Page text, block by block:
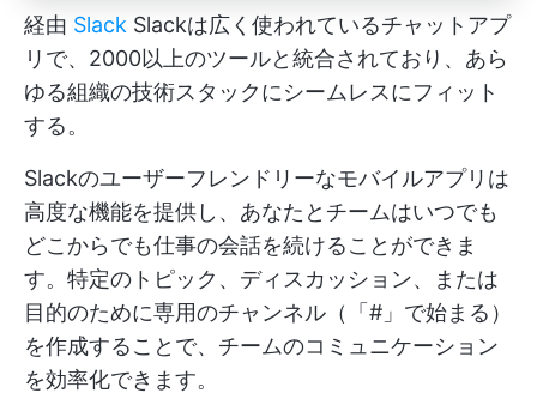
経由 Slack Slackは広く使われているチャットアプ
リで、2000以上のツールと統合されており、あら
ゆる組織の技術スタックにシームレスにフィット
する。
Slackのユーザーフレンドリーなモバイルアプリは
高度な機能を提供し、あなたとチームはいつでも
どこからでも仕事の会話を続けることができま
す。特定のトピック、ディスカッション、または
目的のために専用のチャンネル（「#」で始まる）
を作成することで、チームのコミュニケーション
を効率化できます。